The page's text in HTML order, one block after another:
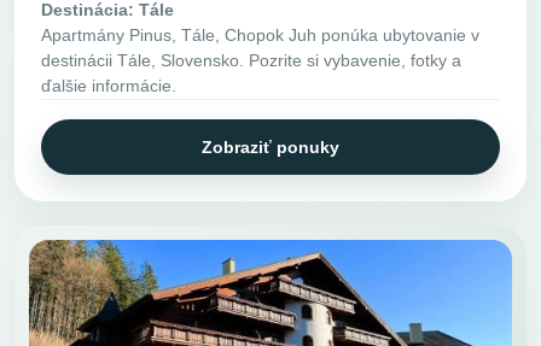
Destinácia: Tále
Apartmány Pinus, Tále, Chopok Juh ponúka ubytovanie v
destinácii Tále, Slovensko. Pozrite si vybavenie, fotky a
ďalšie informácie.
Zobraziť ponuky